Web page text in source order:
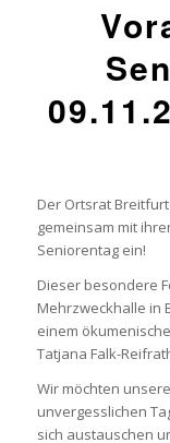
Der Ortsrat
gemeinsam mit
Seniorentag ein!
Dieser besondere
Mehrzweckhalle in
einem
Tatjana Falk-
Wir möchten
unvergesslichen
sich austauschen